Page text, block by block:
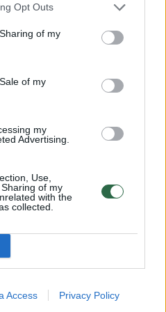
Opt Outs
of my
of my
my
Advertising.
Use,
of my
with the
collected.
Access Privacy Policy
00:03:15
miško kenkėjas: gali
EP gali žengti atgal:
gali padaugėti
kodėl naftos vartojimo